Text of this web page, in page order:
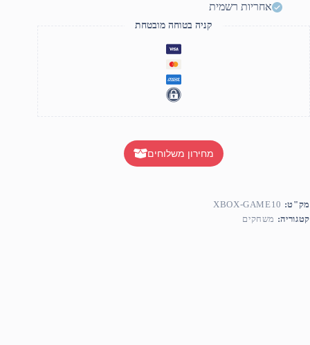
אחריות רשמית
קניה בטוחה מובטחת
מחירון משלוחים
מק"ט: XBOX-GAME10
קטגוריה: משחקים